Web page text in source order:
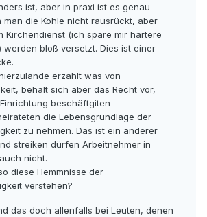
ist, aber in praxi ist es genau
man die Kohle nicht rausrückt, aber
Kirchendienst (ich spare mir härtere
werden bloß versetzt. Dies ist einer
erzählt was von
behält sich aber das Recht vor,
beschäftgiten
die Lebensgrundlage der
zu nehmen. Das ist ein anderer
streiken dürfen Arbeitnehmer in
nicht.
diese Hemmnisse der
verstehen?
das doch allenfalls bei Leuten, denen